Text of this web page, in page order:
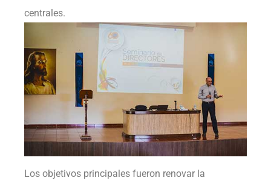
centrales.
Los objetivos principales fueron renovar la